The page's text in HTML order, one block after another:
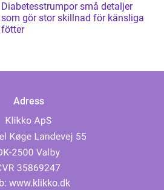
Diabetesstrumpor små detaljer
som gör stor skillnad för känsliga
fötter
Adress
www.klikko.dk